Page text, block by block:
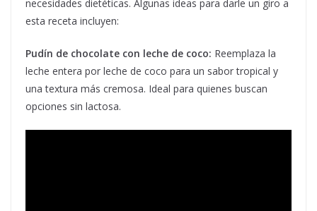
necesidades dietéticas. Algunas ideas para darle un giro a
esta receta incluyen:
Pudín de chocolate con leche de coco: Reemplaza la
leche entera por leche de coco para un sabor tropical y
una textura más cremosa. Ideal para quienes buscan
opciones sin lactosa.